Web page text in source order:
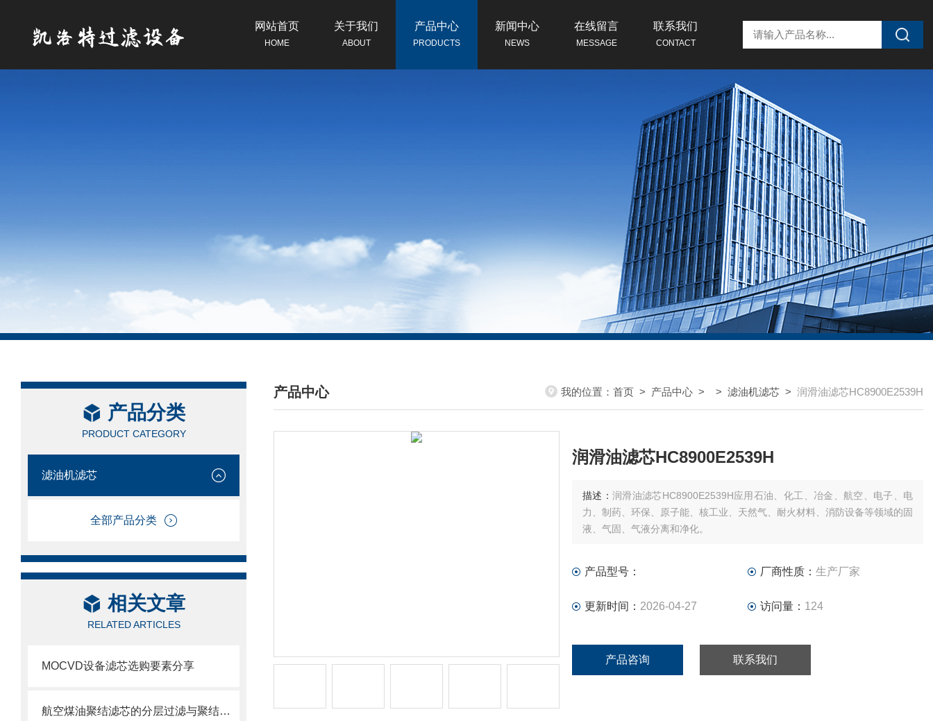
网站首页
HOME
关于我们
ABOUT
产品中心
PRODUCTS
新闻中心
NEWS
在线留言
MESSAGE
联系我们
CONTACT
产品分类
PRODUCT CATEGORY
滤油机滤芯
全部产品分类
相关文章
RELATED ARTICLES
MOCVD设备滤芯选购要素分享
航空煤油聚结滤芯的分层过滤与聚结分离原理
产品中心
/ PRODUCTS CENTER
我的位置： 首页 > 产品中心 > > 滤油机滤芯 > 润滑油滤芯HC8900E2539H
润滑油滤芯HC8900E2539H
描述： 润滑油滤芯HC8900E2539H应用石油、化工、冶金、航空、电子、电
力、制药、环保、原子能、核工业、天然气、耐火材料、消防设备等领域的固
液、气固、气液分离和净化。
产品型号： 厂商性质： 生产厂家
更新时间： 2026-04-27 访问量： 124
产品咨询 联系我们